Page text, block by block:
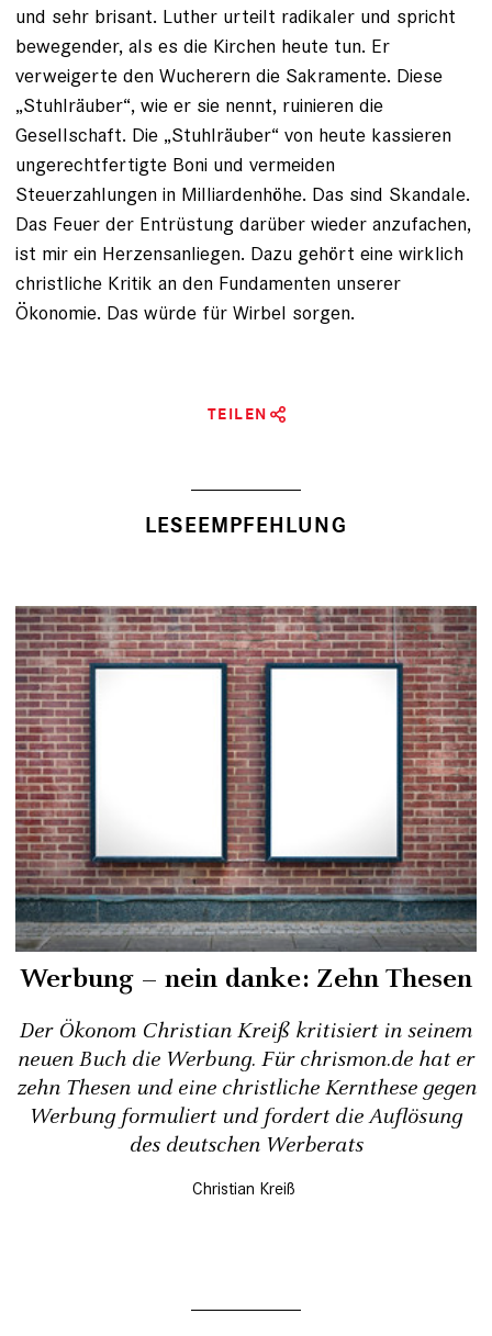
und sehr brisant. Luther urteilt radikaler und spricht
bewegender, als es die Kirchen heute tun. Er
verweigerte den Wucherern die Sakramente. Diese
„Stuhlräuber“, wie er sie nennt, ruinieren die
Gesellschaft. Die „Stuhlräuber“ von heute kassieren
ungerechtfertigte Boni und vermeiden
Steuerzahlungen in Milliardenhöhe. Das sind Skandale.
Das Feuer der Entrüstung darüber wieder anzufachen,
ist mir ein Herzensanliegen. Dazu gehört eine wirklich
christliche Kritik an den Fundamenten unserer
Ökonomie. Das würde für Wirbel sorgen.
TEILEN
LESEEMPFEHLUNG
Werbung – nein danke: Zehn Thesen
Der Ökonom Christian Kreiß kritisiert in seinem
neuen Buch die Werbung. Für chrismon.de hat er
zehn Thesen und eine christliche Kernthese gegen
Werbung formuliert und fordert die Auflösung
des deutschen Werberats
Christian Kreiß